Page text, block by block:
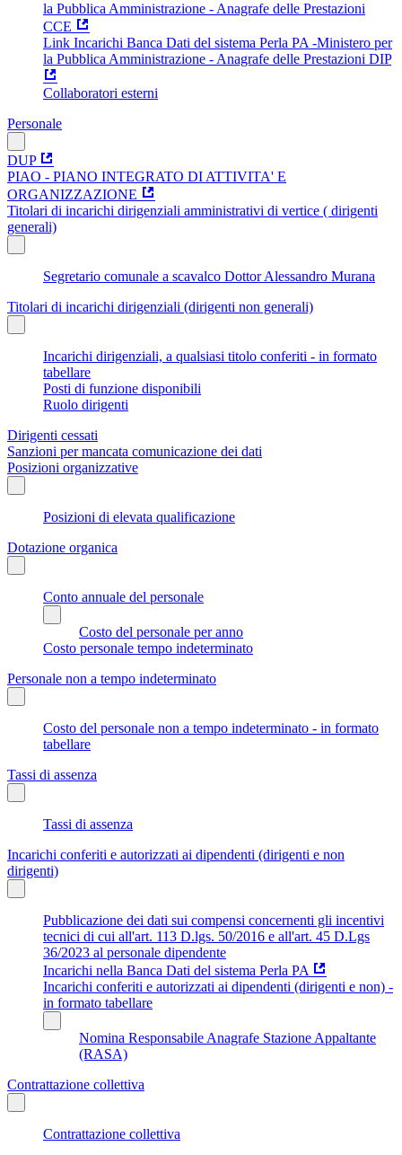
la Pubblica Amministrazione - Anagrafe delle Prestazioni
CCE
Link Incarichi Banca Dati del sistema Perla PA -Ministero per
la Pubblica Amministrazione - Anagrafe delle Prestazioni DIP
Collaboratori esterni
Personale
DUP
PIAO - PIANO INTEGRATO DI ATTIVITA' E
ORGANIZZAZIONE
Titolari di incarichi dirigenziali amministrativi di vertice ( dirigenti
generali)
Segretario comunale a scavalco Dottor Alessandro Murana
Titolari di incarichi dirigenziali (dirigenti non generali)
Incarichi dirigenziali, a qualsiasi titolo conferiti - in formato
tabellare
Posti di funzione disponibili
Ruolo dirigenti
Dirigenti cessati
Sanzioni per mancata comunicazione dei dati
Posizioni organizzative
Posizioni di elevata qualificazione
Dotazione organica
Conto annuale del personale
Costo del personale per anno
Costo personale tempo indeterminato
Personale non a tempo indeterminato
Costo del personale non a tempo indeterminato - in formato
tabellare
Tassi di assenza
Tassi di assenza
Incarichi conferiti e autorizzati ai dipendenti (dirigenti e non
dirigenti)
Pubblicazione dei dati sui compensi concernenti gli incentivi
tecnici di cui all'art. 113 D.lgs. 50/2016 e all'art. 45 D.Lgs
36/2023 al personale dipendente
Incarichi nella Banca Dati del sistema Perla PA
Incarichi conferiti e autorizzati ai dipendenti (dirigenti e non) -
in formato tabellare
Nomina Responsabile Anagrafe Stazione Appaltante
(RASA)
Contrattazione collettiva
Contrattazione collettiva